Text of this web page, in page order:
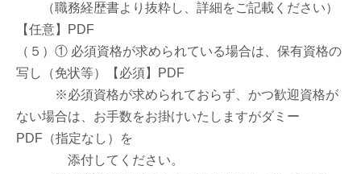
（職務経歴書より抜粋し、詳細をご記載ください）
【任意】PDF
（５） ① 必須資格が求められている場合は、保有資格の
写し（免状等）【必須】PDF
※必須資格が求められておらず、かつ歓迎資格が
ない場合は、お手数をお掛けいたしますがダミー
PDF（指定なし）を
添付してください。